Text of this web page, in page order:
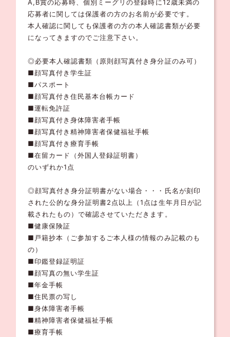
A,B賞の応募時、個別ミーグリの登録時に12歳未満の
応募者に関しては保護者の方のお名前が必要です。
本人確認に関しても保護者の方の本人確認書類が必要
になってきますのでご注意下さい。
◎必要本人確認書類（原則顔写真付き身分証のみ可）
■顔写真付き学生証
■パスポート
■顔写真付き住民基本台帳カード
■運転免許証
■顔写真付き身体障害者手帳
■顔写真付き精神障害者保健福祉手帳
■顔写真付き療育手帳
■在留カード（外国人登録証明書）
のいずれか1点
◎顔写真付き身分証明書がない場合・・・氏名が刻印
された公的な身分証明書2点以上（1点は生年月日が記
載されたもの）で確認させていただきます。
■健康保険証
■戸籍抄本（ご参加するご本人様の情報のみ記載のも
の）
■印鑑登録証明証
■顔写真の無い学生証
■年金手帳
■住民票の写し
■身体障害者手帳
■精神障害者保健福祉手帳
■療育手帳